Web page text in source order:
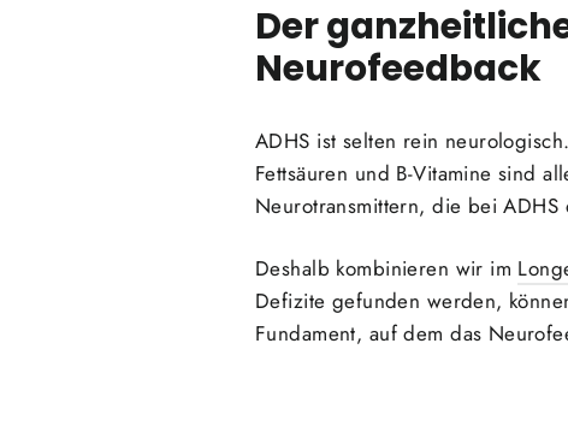
Der
Neurofeedback
ADHS ist selten rein
Fettsäuren und B-Vitamine sind
Neurotransmittern, die bei
Deshalb kombinieren wir im
Defizite gefunden werden,
Fundament, auf dem das